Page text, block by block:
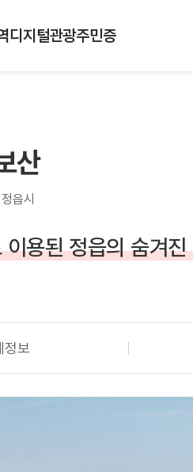
디지털관광주민증
산
읍시
용된 정읍의 숨겨진
정보